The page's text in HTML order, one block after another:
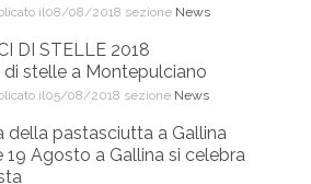
il08/08/2018 sezione News
DI STELLE 2018
di stelle a Montepulciano
il05/08/2018 sezione News
della pastasciutta a Gallina
19 Agosto a Gallina si celebra